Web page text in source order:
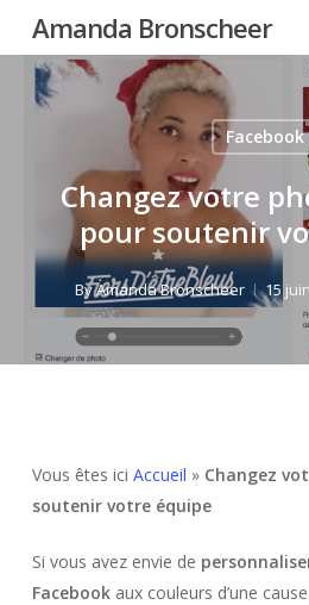
main
content
Amanda Bronscheer
Facebook
Changez votre
pour soutenir
ByAmanda Bronscheer 15
Vous êtes ici Accueil » Changez
soutenir votre équipe
Si vous avez envie de
Facebookaux couleurs d’une